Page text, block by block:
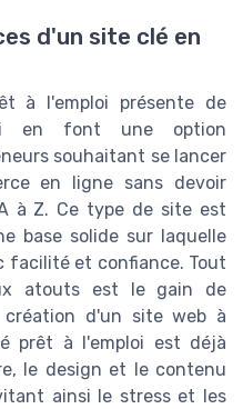
d'un site clé en
à l'emploi présente de
en font une option
souhaitant se lancer
en ligne sans devoir
à Z. Ce type de site est
base solide sur laquelle
facilité et confiance. Tout
atouts est le gain de
d'un site web à
prêt à l'emploi est déjà
le design et le contenu
ainsi le stress et les